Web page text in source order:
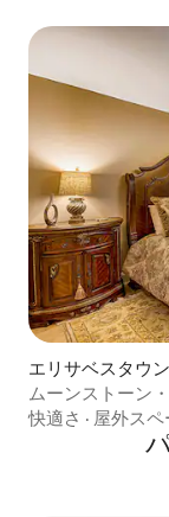
エリサベスタウ
ムーンストーン
快適さ · 屋外スペ